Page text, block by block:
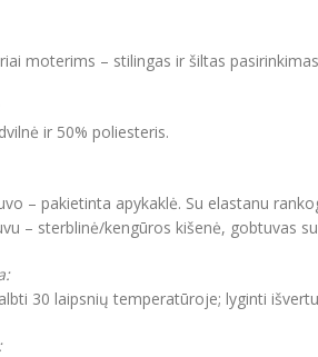
moterims – stilingas ir šiltas
ir 50% poliesteris.
– pakietinta apykaklė. Su elastanu
– sterblinė/kengūros kišenė, gobtuvas
30 laipsnių temperatūroje; lyginti